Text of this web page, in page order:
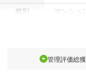
種別
マンション
管理評価総